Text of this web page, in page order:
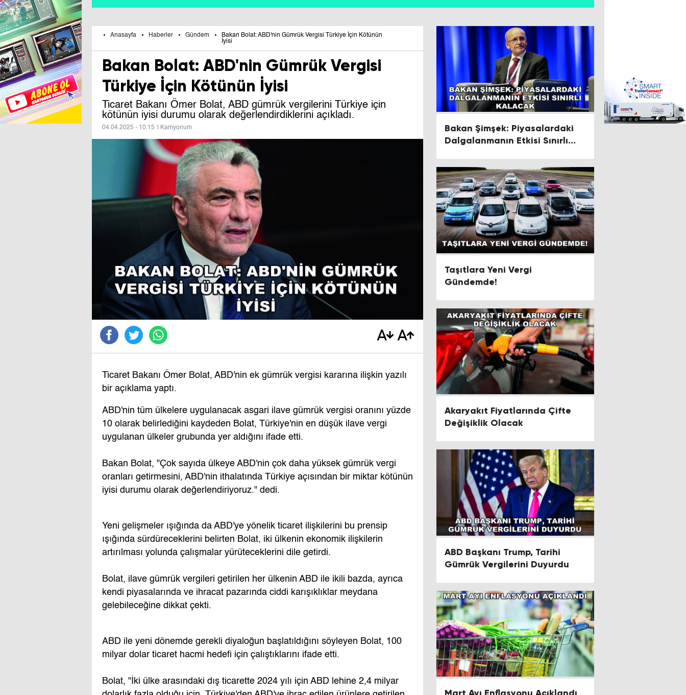
Anasayfa Haberler Gündem
Bakan Bolat: ABD'nin Gümrük Vergisi Türkiye İçin Kötünün
İyisi
Bakan Bolat: ABD'nin Gümrük Vergisi
Türkiye İçin Kötünün İyisi
Ticaret Bakanı Ömer Bolat, ABD gümrük vergilerini Türkiye için
kötünün iyisi durumu olarak değerlendirdiklerini açıkladı.
04.04.2025 - 10:15 | Kamyonum
Ticaret Bakanı Ömer Bolat, ABD'nin ek gümrük vergisi kararına ilişkin yazılı
bir açıklama yaptı.
ABD'nin tüm ülkelere uygulanacak asgari ilave gümrük vergisi oranını yüzde
10 olarak belirlediğini kaydeden Bolat, Türkiye'nin en düşük ilave vergi
uygulanan ülkeler grubunda yer aldığını ifade etti.
Bakan Bolat, "Çok sayıda ülkeye ABD'nin çok daha yüksek gümrük vergi
oranları getirmesini, ABD'nin ithalatında Türkiye açısından bir miktar kötünün
iyisi durumu olarak değerlendiriyoruz." dedi.
Yeni gelişmeler ışığında da ABD'ye yönelik ticaret ilişkilerini bu prensip
ışığında sürdüreceklerini belirten Bolat, iki ülkenin ekonomik ilişkilerin
artırılması yolunda çalışmalar yürüteceklerini dile getirdi.
Bolat, ilave gümrük vergileri getirilen her ülkenin ABD ile ikili bazda, ayrıca
kendi piyasalarında ve ihracat pazarında ciddi karışıklıklar meydana
gelebileceğine dikkat çekti.
ABD ile yeni dönemde gerekli diyaloğun başlatıldığını söyleyen Bolat, 100
milyar dolar ticaret hacmi hedefi için çalıştıklarını ifade etti.
Bolat, "İki ülke arasındaki dış ticarette 2024 yılı için ABD lehine 2,4 milyar
Bakan Şimşek: Piyasalardaki
Dalgalanmanın Etkisi Sınırlı
Taşıtlara Yeni Vergi
Gündemde!
Akaryakıt Fiyatlarında Çifte
Değişiklik Olacak
ABD Başkanı Trump, Tarihi
Gümrük Vergilerini Duyurdu